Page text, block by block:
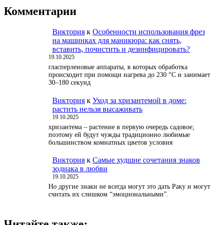
Комментарии
Виктория к Особенности использования фрез
на машинках для маникюра: как снять,
вставить, почистить и дезинфицировать?
19.10.2025
гласперленовые аппараты, в которых обработка
происходит при помощи нагрева до 230 °С и занимает
30–180 секунд
Виктория к Уход за хризантемой в доме:
растить нельзя высаживать
19.10.2025
хризантема – растение в первую очередь садовое;
поэтому ей будут чужды традиционно любимые
большинством комнатных цветов условия
Виктория к Самые худшие сочетания знаков
зодиака в любви
19.10.2025
Но другие знаки не всегда могут это дать Раку и могут
считать их слишком “эмоциональными”.